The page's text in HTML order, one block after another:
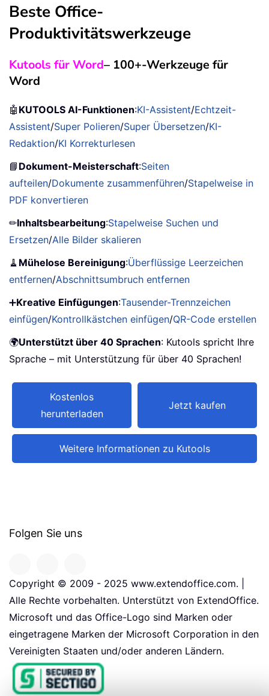
Beste Office-
Produktivitätswerkzeuge
Kutools für Word– 100+-Werkzeuge für
Word
🤖 KUTOOLS AI-Funktionen:KI-Assistent/Echtzeit-
Assistent/Super Polieren/Super Übersetzen/KI-
Redaktion/KI Korrekturlesen
📘 Dokument-Meisterschaft:Seiten
aufteilen/Dokumente zusammenführen/Stapelweise in
PDF konvertieren
✏Inhaltsbearbeitung:Stapelweise Suchen und
Ersetzen/Alle Bilder skalieren
🧹 Mühelose Bereinigung:Überflüssige Leerzeichen
entfernen/Abschnittsumbruch entfernen
➕Kreative Einfügungen:Tausender-Trennzeichen
einfügen/Kontrollkästchen einfügen/QR-Code erstellen
🌍Unterstützt über 40 Sprachen: Kutools spricht Ihre
Sprache – mit Unterstützung für über 40 Sprachen!
Kostenlos
herunterladen
Jetzt kaufen
Weitere Informationen zu Kutools
Folgen Sie uns
Copyright © 2009 - 2025 www.extendoffice.com. |
Alle Rechte vorbehalten. Unterstützt von ExtendOffice.
Microsoft und das Office-Logo sind Marken oder
eingetragene Marken der Microsoft Corporation in den
Vereinigten Staaten und/oder anderen Ländern.